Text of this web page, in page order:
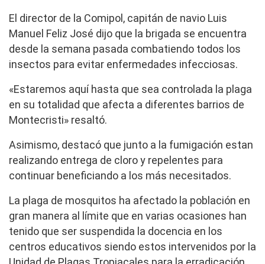
El director de la Comipol, capitán de navio Luis
Manuel Feliz José dijo que la brigada se encuentra
desde la semana pasada combatiendo todos los
insectos para evitar enfermedades infecciosas.
«Estaremos aquí hasta que sea controlada la plaga
en su totalidad que afecta a diferentes barrios de
Montecristi» resaltó.
Asimismo, destacó que junto a la fumigación estan
realizando entrega de cloro y repelentes para
continuar beneficiando a los más necesitados.
La plaga de mosquitos ha afectado la población en
gran manera al límite que en varias ocasiones han
tenido que ser suspendida la docencia en los
centros educativos siendo estos intervenidos por la